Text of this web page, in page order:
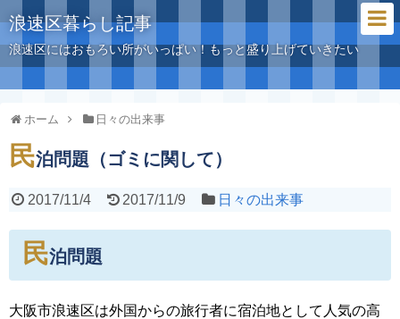
浪速区暮らし記事
浪速区にはおもろい所がいっぱい！もっと盛り上げていきたい
ホーム 日々の出来事
民泊問題（ゴミに関して）
2017/11/4 2017/11/9 日々の出来事
民泊問題
大阪市浪速区は外国からの旅行者に宿泊地として人気の高